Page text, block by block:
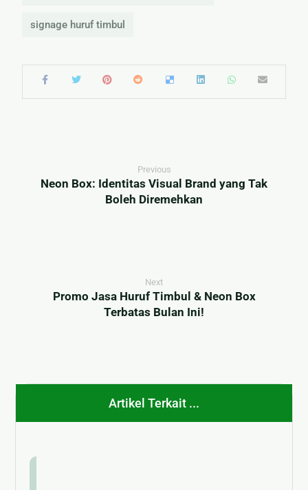
signage huruf timbul
Previous
Neon Box: Identitas Visual Brand yang Tak
Boleh Diremehkan
Next
Promo Jasa Huruf Timbul & Neon Box
Terbatas Bulan Ini!
Artikel Terkait ...